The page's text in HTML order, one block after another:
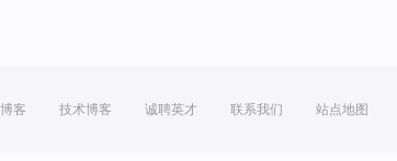
客 技术博客 诚聘英才 联系我们 站点地图